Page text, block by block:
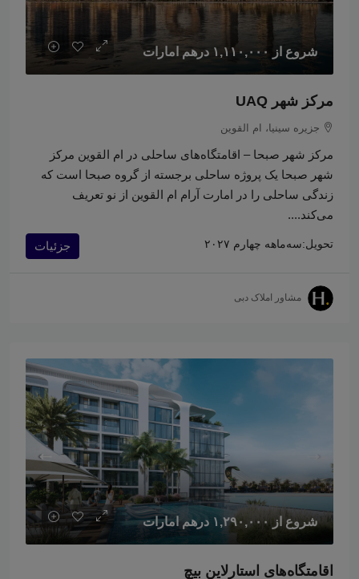
شروع از ۱,۱۱۰,۰۰۰ درهم امارات
مرکز شهر UAQ
جزیره سینیا، ام القوین
مرکز شهر صبحا – اقامتگاه‌های ساحلی در ام القوین مرکز
شهر صبحا یک پروژه ساحلی برجسته از گروه صبحا است که
زندگی ساحلی را در امارت آرام ام القوین از نو تعریف
می‌کند....
تحویل:سه‌ماهه چهارم ۲۰۲۷ جزئیات
مشاور املاک دبی
شروع از۱,۲۹۰,۰۰۰ درهم امارات
اقامتگاه‌های استارلاین بیچ